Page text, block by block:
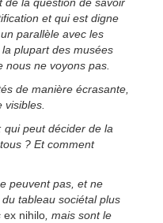
de la question de savoir
et qui est digne
parallèle avec les
plupart des musées
ne voyons pas.
de manière écrasante,
visibles.
qui peut décider de la
? Et comment
peuvent pas, et ne
tableau sociétal plus
ex nihilo, mais sont le